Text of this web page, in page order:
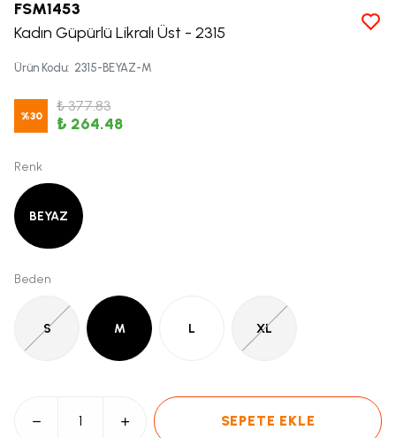
FSM1453
Kadın Güpürlü Likralı Üst - 2315
Ürün Kodu: 2315-BEYAZ-M
%30
₺ 377.83
₺ 264.48
Renk
BEYAZ
Beden
S M L XL
SEPETE EKLE